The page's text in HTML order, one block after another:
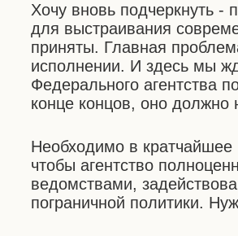
Хочу вновь подчеркнуть -
для выстраивания
приняты. Главная
исполнении. И здесь мы
Федерального агентства
конце концов, оно должно
Необходимо в
чтобы агентство
ведомствами,
пограничной политики.